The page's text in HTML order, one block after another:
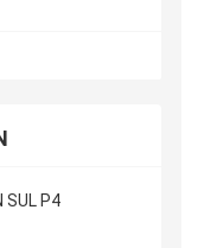
SUL P4